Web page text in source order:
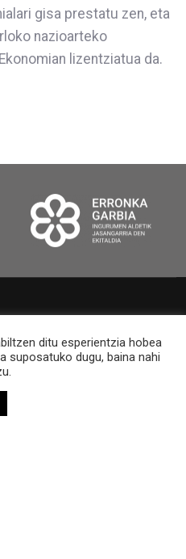
gisa prestatu zen, eta
nazioarteko
lizentziatua da.
ditu esperientzia hobea
suposatuko dugu, baina nahi